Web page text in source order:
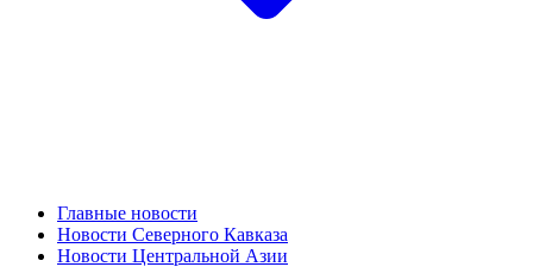
Главные новости
Новости Северного Кавказа
Новости Центральной Азии